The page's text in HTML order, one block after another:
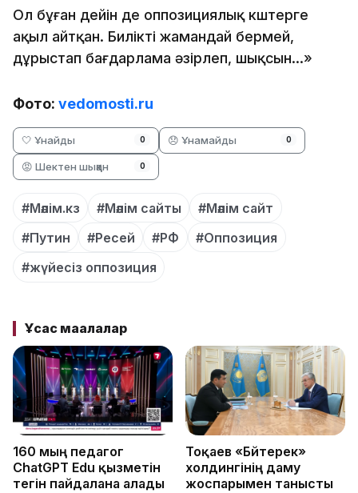
Ол бұған дейін де оппозициялық күштерге
ақыл айтқан. Билікті жамандай бермей,
дұрыстап бағдарлама әзірлеп, шықсын...»
Фото: vedomosti.ru
🤍 Ұнайды 0 😞 Ұнамайды 0
😡 Шектен шыққан 0
#Мәлім.кз #Мәлім сайты
#Мәлім сайт
#Путин
#Ресей #РФ
#Оппозиция
#жүйесіз оппозиция
Ұқсас мақалалар
160 мың педагог
ChatGPT Edu қызметін
тегін пайдалана алады
Тоқаев «Бәйтерек»
холдингінің даму
жоспарымен танысты